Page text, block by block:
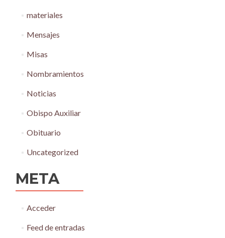
materiales
Mensajes
Misas
Nombramientos
Noticias
Obispo Auxiliar
Obituario
Uncategorized
META
Acceder
Feed de entradas